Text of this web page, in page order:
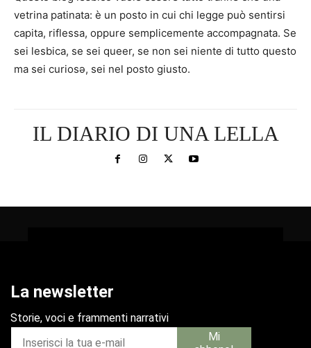
vetrina patinata: è un posto in cui chi legge può sentirsi
capita, riflessa, oppure semplicemente accompagnata. Se
sei lesbica, se sei queer, se non sei niente di tutto questo
ma sei curiosə, sei nel posto giusto.
IL DIARIO DI UNA LELLA